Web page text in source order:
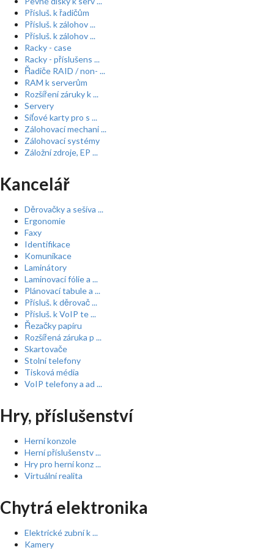
Přísluš. k řadičům
Přísluš. k zálohov ...
Přísluš. k zálohov ...
Racky - case
Racky - příslušens ...
Řadiče RAID / non- ...
RAM k serverům
Rozšíření záruky k ...
Servery
Síťové karty pro s ...
Zálohovací mechani ...
Zálohovací systémy
Záložní zdroje, EP ...
Kancelář
Děrovačky a sešíva ...
Ergonomie
Faxy
Identifikace
Komunikace
Laminátory
Laminovací fólie a ...
Plánovací tabule a ...
Přísluš. k děrovač ...
Přísluš. k VoIP te ...
Řezačky papíru
Rozšířená záruka p ...
Skartovače
Stolní telefony
Tisková média
VoIP telefony a ad ...
Hry, příslušenství
Herní konzole
Herní příslušenstv ...
Hry pro herní konz ...
Virtuální realita
Chytrá elektronika
Elektrické zubní k ...
Kamery